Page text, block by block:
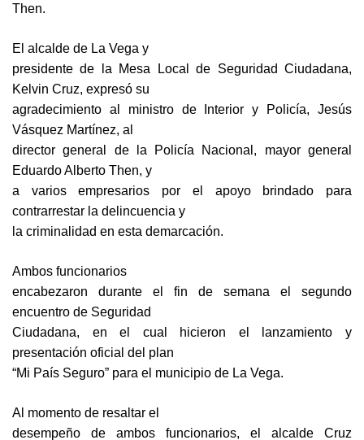
Then.
El alcalde de La Vega y
presidente de la Mesa Local de Seguridad Ciudadana,
Kelvin Cruz, expresó su
agradecimiento al ministro de Interior y Policía, Jesús
Vásquez Martínez, al
director general de la Policía Nacional, mayor general
Eduardo Alberto Then, y
a varios empresarios por el apoyo brindado para
contrarrestar la delincuencia y
la criminalidad en esta demarcación.
Ambos funcionarios
encabezaron durante el fin de semana el segundo
encuentro de Seguridad
Ciudadana, en el cual hicieron el lanzamiento y
presentación oficial del plan
“Mi País Seguro” para el municipio de La Vega.
Al momento de resaltar el
desempeño de ambos funcionarios, el alcalde Cruz